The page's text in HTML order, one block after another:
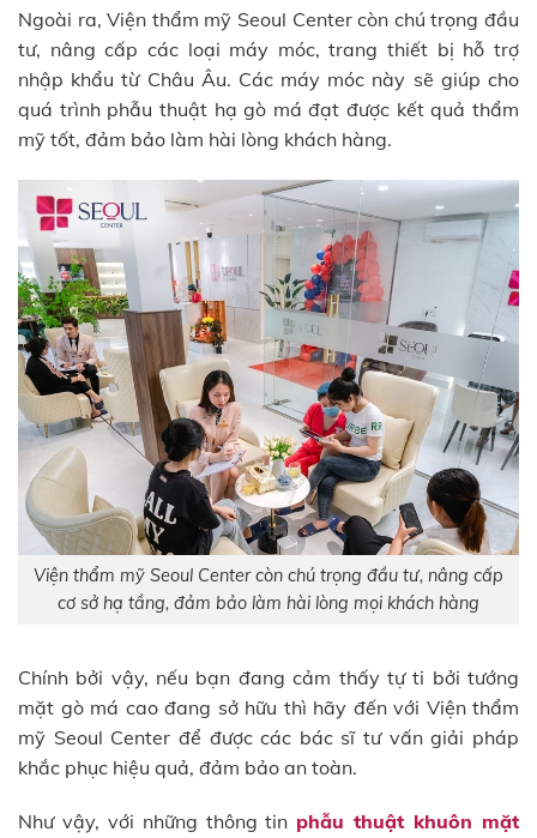
Ngoài ra, Viện thẩm mỹ Seoul Center còn chú trọng đầu
tư, nâng cấp các loại máy móc, trang thiết bị hỗ trợ
nhập khẩu từ Châu Âu. Các máy móc này sẽ giúp cho
quá trình phẫu thuật hạ gò má đạt được kết quả thẩm
mỹ tốt, đảm bảo làm hài lòng khách hàng.
Viện thẩm mỹ Seoul Center còn chú trọng đầu tư, nâng cấp
cơ sở hạ tầng, đảm bảo làm hài lòng mọi khách hàng
Chính bởi vậy, nếu bạn đang cảm thấy tự ti bởi tướng
mặt gò má cao đang sở hữu thì hãy đến với Viện thẩm
mỹ Seoul Center để được các bác sĩ tư vấn giải pháp
khắc phục hiệu quả, đảm bảo an toàn.
Như vậy, với những thông tinphẫu thuật khuôn mặt